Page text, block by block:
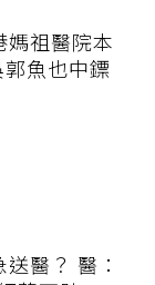
媽祖醫院本
魚也中鏢
醫？ 醫：